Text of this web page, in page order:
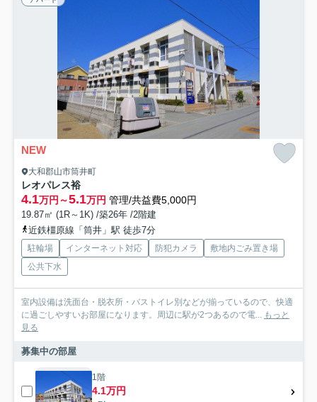
NEW
大和郡山市筒井町
レオパレス裕
4.1万円～5.1万円 管理/共益費5,000円
19.87㎡ (1R～1K) /築26年 /2階建
近鉄橿原線「筒井」駅 徒歩7分
駐輪場 インターネット対応 防犯カメラ
敷地内ごみ置き場
公共下水
室内設備は洗面台・脱衣所・バストイレ別などが揃っているので、快適
に過ごしやすいお部屋になります。周辺に駅が2つあるので電...
もっと
見る
募集中の部屋
1階
4.1万円